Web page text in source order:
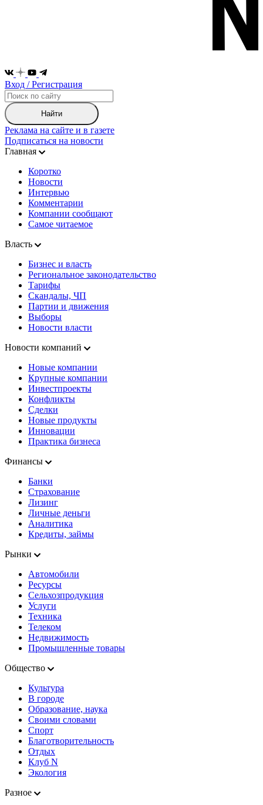
Вход / Регистрация
Найти
Реклама на сайте и в газете
Подписаться на новости
Главная
Коротко
Новости
Интервью
Комментарии
Компании сообщают
Самое читаемое
Власть
Бизнес и власть
Региональное законодательство
Тарифы
Скандалы, ЧП
Партии и движения
Выборы
Новости власти
Новости компаний
Новые компании
Крупные компании
Инвестпроекты
Конфликты
Сделки
Новые продукты
Инновации
Практика бизнеса
Финансы
Банки
Страхование
Лизинг
Личные деньги
Аналитика
Кредиты, займы
Рынки
Автомобили
Ресурсы
Сельхозпродукция
Услуги
Техника
Телеком
Недвижимость
Промышленные товары
Общество
Культура
В городе
Образование, наука
Своими словами
Спорт
Благотворительность
Отдых
Клуб N
Экология
Разное